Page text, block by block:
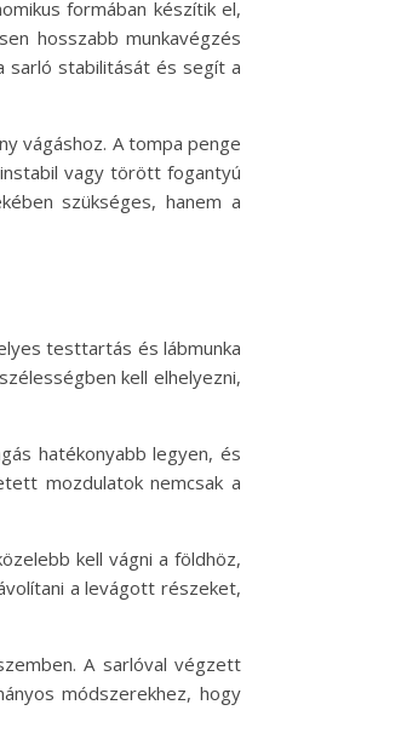
formában készítik el,
hosszabb munkavégzés
sarló stabilitását és segít a
vágáshoz. A tompa penge
vagy törött fogantyú
szükséges, hanem a
testtartás és lábmunka
kell elhelyezni,
hatékonyabb legyen, és
mozdulatok nemcsak a
kell vágni a földhöz,
a levágott részeket,
A sarlóval végzett
módszerekhez, hogy